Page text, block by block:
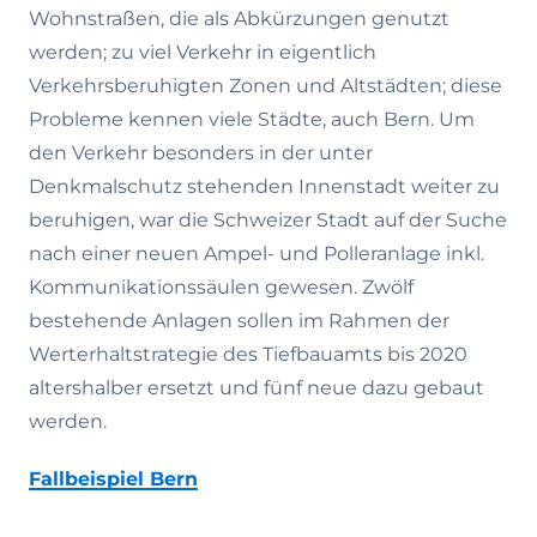
Wohnstraßen, die als Abkürzungen genutzt
werden; zu viel Verkehr in eigentlich
Verkehrsberuhigten Zonen und Altstädten; diese
Probleme kennen viele Städte, auch Bern. Um
den Verkehr besonders in der unter
Denkmalschutz stehenden Innenstadt weiter zu
beruhigen, war die Schweizer Stadt auf der Suche
nach einer neuen Ampel- und Polleranlage inkl.
Kommunikationssäulen gewesen. Zwölf
bestehende Anlagen sollen im Rahmen der
Werterhaltstrategie des Tiefbauamts bis 2020
altershalber ersetzt und fünf neue dazu gebaut
werden.
Fallbeispiel Bern